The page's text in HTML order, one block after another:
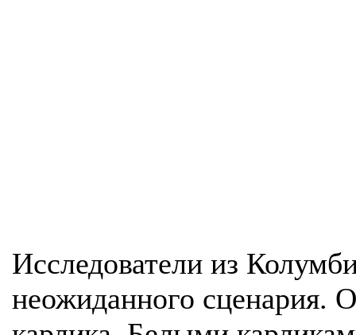
Исследователи из
неожиданного сценария.